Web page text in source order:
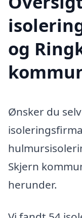
og
Ønsker du
Skjern
herunder.